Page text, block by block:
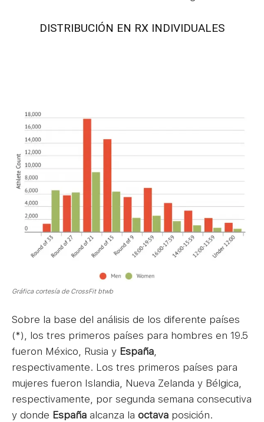
DISTRIBUCIÓN EN RX INDIVIDUALES
Gráfica cortesía de CrossFit btwb
Sobre la base del análisis de los diferente países
(*), los tres primeros países para hombres en 19.5
fueron México, Rusia y España
respectivamente. Los tres primeros países para
mujeres fueron Islandia, Nueva Zelanda y Bélgica,
respectivamente, por segunda semana consecutiva
y donde España alcanza la octava posición.